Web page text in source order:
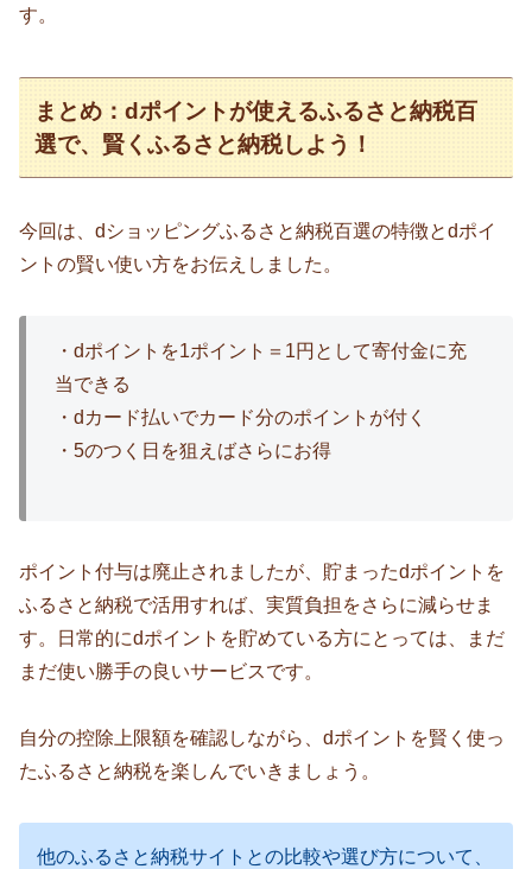
す。
まとめ：dポイントが使えるふるさと納税百
選で、賢くふるさと納税しよう！
今回は、dショッピングふるさと納税百選の特徴とdポイ
ントの賢い使い方をお伝えしました。
・dポイントを1ポイント＝1円として寄付金に充
当できる
・dカード払いでカード分のポイントが付く
・5のつく日を狙えばさらにお得
ポイント付与は廃止されましたが、貯まったdポイントを
ふるさと納税で活用すれば、実質負担をさらに減らせま
す。日常的にdポイントを貯めている方にとっては、まだ
まだ使い勝手の良いサービスです。
自分の控除上限額を確認しながら、dポイントを賢く使っ
たふるさと納税を楽しんでいきましょう。
他のふるさと納税サイトとの比較や選び方について、